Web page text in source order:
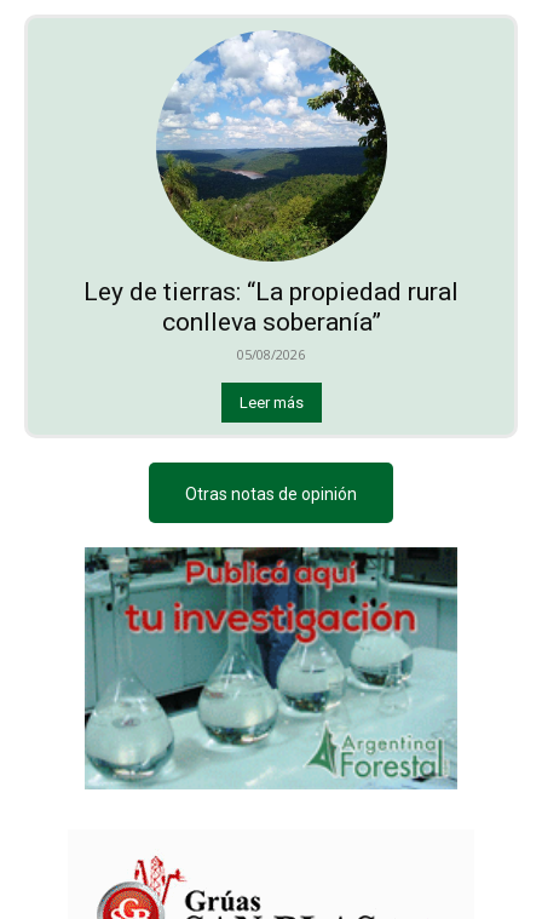
Ley de tierras: “La propiedad rural
conlleva soberanía”
05/08/2026
Leer más
Otras notas de opinión